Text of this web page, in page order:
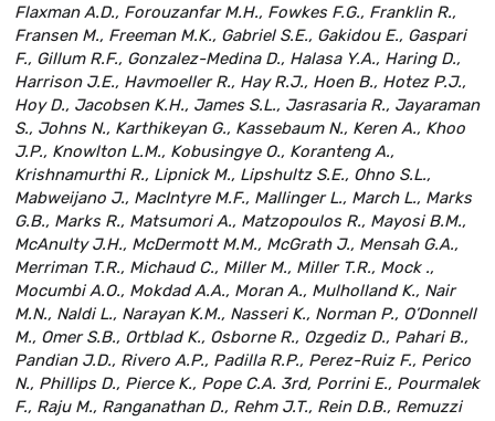
Flaxman A.D., Forouzanfar M.H., Fowkes F.G., Franklin R.,
Fransen M., Freeman M.K., Gabriel S.E., Gakidou E., Gaspari
F., Gillum R.F., Gonzalez-Medina D., Halasa Y.A., Haring D.,
Harrison J.E., Havmoeller R., Hay R.J., Hoen B., Hotez P.J.,
Hoy D., Jacobsen K.H., James S.L., Jasrasaria R., Jayaraman
S., Johns N., Karthikeyan G., Kassebaum N., Keren A., Khoo
J.P., Knowlton L.M., Kobusingye O., Koranteng A.,
Krishnamurthi R., Lipnick M., Lipshultz S.E., Ohno S.L.,
Mabweijano J., MacIntyre M.F., Mallinger L., March L., Marks
G.B., Marks R., Matsumori A., Matzopoulos R., Mayosi B.M.,
McAnulty J.H., McDermott M.M., McGrath J., Mensah G.A.,
Merriman T.R., Michaud C., Miller M., Miller T.R., Mock .,
Mocumbi A.O., Mokdad A.A., Moran A., Mulholland K., Nair
M.N., Naldi L., Narayan K.M., Nasseri K., Norman P., O’Donnell
M., Omer S.B., Ortblad K., Osborne R., Ozgediz D., Pahari B.,
Pandian J.D., Rivero A.P., Padilla R.P., Perez-Ruiz F., Perico
N., Phillips D., Pierce K., Pope C.A. 3rd, Porrini E., Pourmalek
F., Raju M., Ranganathan D., Rehm J.T., Rein D.B., Remuzzi